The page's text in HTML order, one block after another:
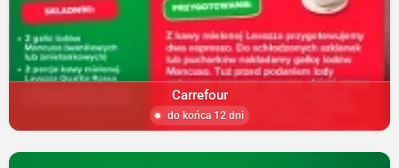
Carrefour
do końca 12 dni